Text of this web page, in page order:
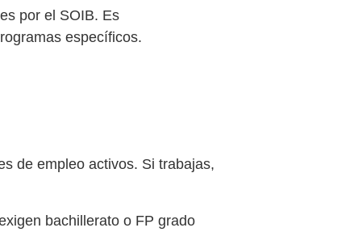
por el SOIB. Es
específicos.
de empleo activos. Si trabajas,
bachillerato o FP grado